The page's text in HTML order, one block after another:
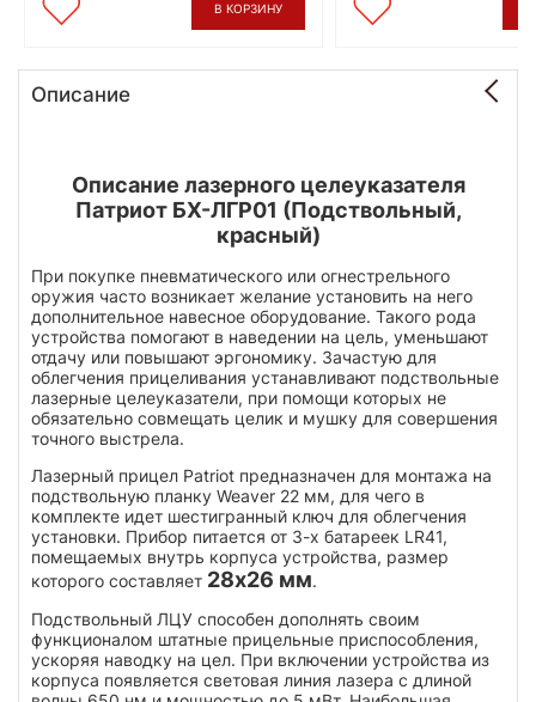
В КОРЗИНУ
Описание
Описание лазерного целеуказателя
Патриот БХ-ЛГР01 (Подствольный,
красный)
При покупке пневматического или огнестрельного
оружия часто возникает желание установить на него
дополнительное навесное оборудование. Такого рода
устройства помогают в наведении на цель, уменьшают
отдачу или повышают эргономику. Зачастую для
облегчения прицеливания устанавливают подствольные
лазерные целеуказатели, при помощи которых не
обязательно совмещать целик и мушку для совершения
точного выстрела.
Лазерный прицел Patriot предназначен для монтажа на
подствольную планку Weaver 22 мм, для чего в
комплекте идет шестигранный ключ для облегчения
установки. Прибор питается от 3-х батареек LR41,
помещаемых внутрь корпуса устройства, размер
которого составляет 28x26 мм.
Подствольный ЛЦУ способен дополнять своим
функционалом штатные прицельные приспособления,
ускоряя наводку на цел. При включении устройства из
корпуса появляется световая линия лазера с длиной